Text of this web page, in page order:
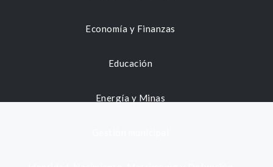
Economía y Finanzas
Educación
Energía y Minas